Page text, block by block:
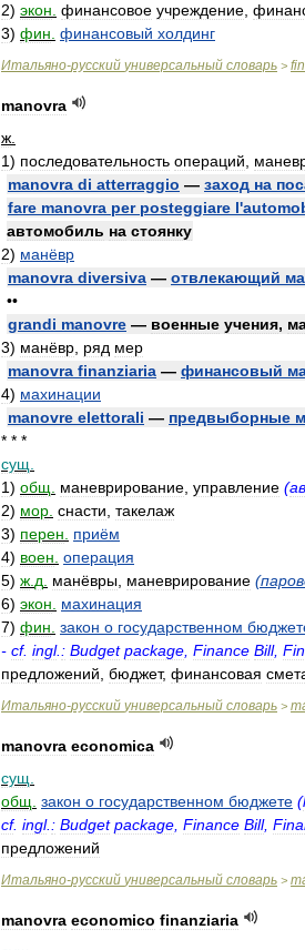
2) экон финансовое учреждение
3) фин финансовый холдинг
Итальяно-русский универсальный словарь >
manovra
ж
1) последовательность операций
manovra di atterraggio — заход на
fare manovra per posteggiare l'
автомобиль на стоянку
2) манёвр
manovra diversiva — отвлекающий
••
grandi manovre — военные учения,
3) манёвр ряд мер
manovra finanziaria — финансовый
4) махинации
manovre elettorali — предвыборные
* * *
сущ
1) общ маневрирование управление (
2) мор снасти такелаж
3) перен
приём
4) воен операция
5) ж д манёвры маневрирование (
6) экон
махинация
7) фин закон о государственном
- cf. ingl. : Budget package Finance Bill,
предложений бюджет, финансовая
Итальяно-русский универсальный словарь >
manovra economica
сущ
общ закон о государственном бюджете (
cf. ingl. : Budget package Finance Bill,
предложений
Итальяно-русский универсальный словарь >
manovra economico finanziaria